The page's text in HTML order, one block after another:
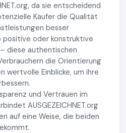
da sie entscheidend
Käufer die Qualität
besser
positive oder konstruktive
diese authentischen
die Orientierung
wertvolle Einblicke, um ihre
und Vertrauen im
AUSGEZEICHNET.org
auf eine Weise, die beiden